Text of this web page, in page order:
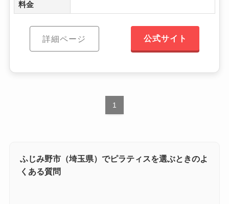
料金
詳細ページ 公式サイト
1
ふじみ野市（埼玉県）でピラティスを選ぶときのよ
くある質問